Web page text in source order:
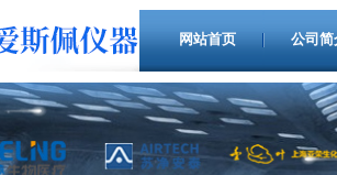
网站首页 公司简